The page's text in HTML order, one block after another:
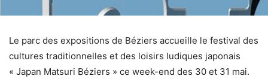
Le parc des expositions de Béziers accueille le festival des
cultures traditionnelles et des loisirs ludiques japonais
« Japan Matsuri Béziers » ce week-end des 30 et 31 mai.